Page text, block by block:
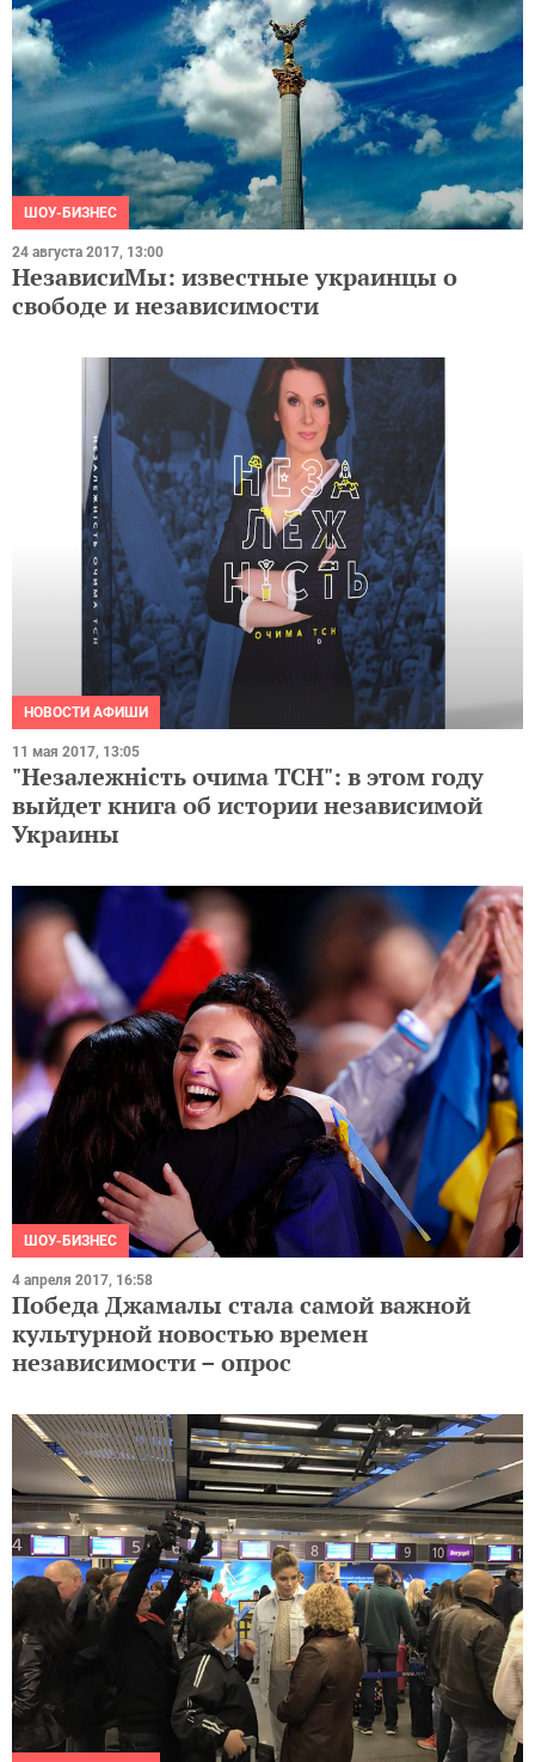
ШОУ-БИЗНЕС
24 августа 2017, 13:00
НезависиМы: известные украинцы о
свободе и независимости
НОВОСТИ АФИШИ
11 мая 2017, 13:05
"Незалежність очима ТСН": в этом году
выйдет книга об истории независимой
Украины
ШОУ-БИЗНЕС
4 апреля 2017, 16:58
Победа Джамалы стала самой важной
культурной новостью времен
независимости – опрос